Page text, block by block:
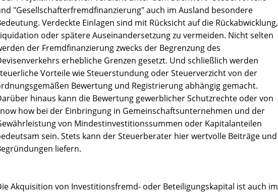
"Gesellschafterfremdfinanzierung" auch im Ausland besondere
Verdeckte Einlagen sind mit Rücksicht auf die Rückabwicklung,
oder spätere Auseinandersetzung zu vermeiden. Nicht selten
der Fremdfinanzierung zwecks der Begrenzung des
erhebliche Grenzen gesetzt. Und schließlich werden
Vorteile wie Steuerstundung oder Steuerverzicht von der
Bewertung und Registrierung abhängig gemacht.
hinaus kann die Bewertung gewerblicher Schutzrechte oder von
how bei der Einbringung in Gemeinschaftsunternehmen und der
von Mindestinvestitionssummen oder Kapitalanteilen
sein. Stets kann der Steuerberater hier wertvolle Beiträge und
liefern.
Akquisition von Investitionsfremd- oder Beteiligungskapital ist auch im